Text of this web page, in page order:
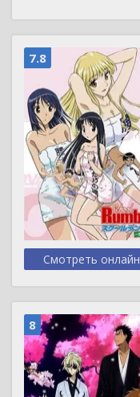
7.8
Смотреть онлайн
8